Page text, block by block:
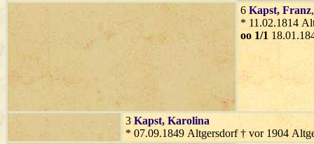
6 Kapst, Franz
* 11.02.1814
oo 1/1
3 Kapst, Karolina
* 07.09.1849 Altgersdorf † vor 1904